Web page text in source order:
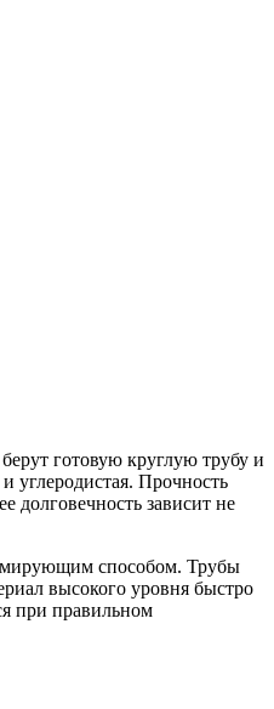
готовую круглую трубу и
углеродистая. Прочность
долговечность зависит не
способом. Трубы
высокого уровня быстро
при правильном